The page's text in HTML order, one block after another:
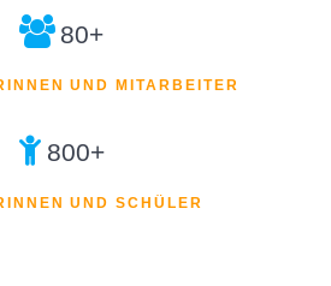
80+
UND MITARBEITER
800+
UND SCHÜLER